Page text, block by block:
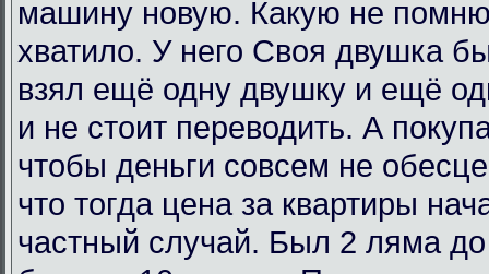
машину новую. Какую не
хватило. У него Своя двушка
взял ещё одну двушку и ещё
и не стоит переводить. А
чтобы деньги совсем не
что тогда цена за квартиры
частный случай. Был 2 ляма